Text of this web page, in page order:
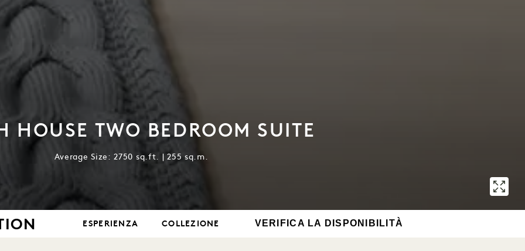
HOUSE TWO BEDROOM SUITE
Average Size: 2750 sq.ft. | 255 sq.m.
ESPERIENZA COLLEZIONE VERIFICA LA DISPONIBILITÀ